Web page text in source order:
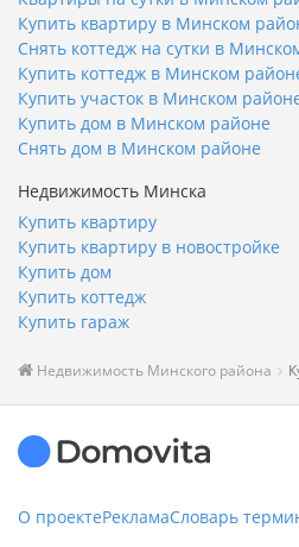
Купить квартиру в Минском
Снять коттедж на сутки в
Купить коттедж в Минском
Купить участок в Минском
Купить дом в Минском районе
Снять дом в Минском районе
Недвижимость Минска
Купить квартиру
Купить квартиру в новостройке
Купить дом
Купить коттедж
Купить гараж
Недвижимость Минского района
О проектеРекламаСловарь